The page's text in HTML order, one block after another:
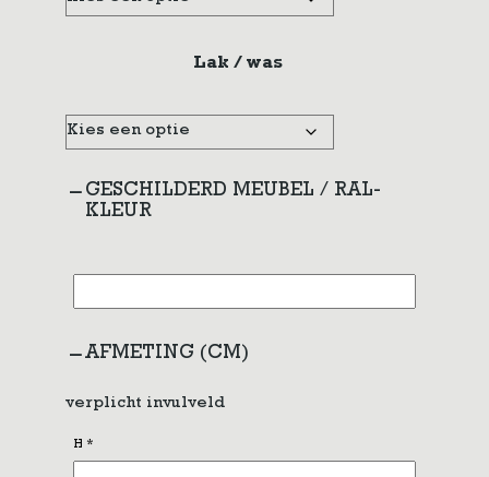
Lak / was
GESCHILDERD MEUBEL / RAL-
KLEUR
AFMETING (CM)
verplicht invulveld
H *